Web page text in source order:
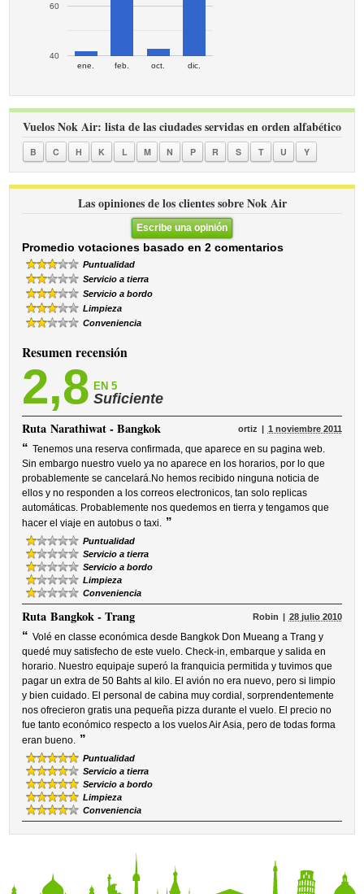
ene. feb. oct. dic.
40
60
Vuelos Nok Air: lista de las ciudades servidas en orden alfabético
B C H K L M N P R S T U Y
Las opiniones de los clientes sobre Nok Air
Escribe una opinión
Promedio votaciones basado en 2 comentarios
Puntualidad
Servicio a tierra
Servicio a bordo
Limpieza
Conveniencia
Resumen recensión
2,8 EN 5
Suficiente
RutaNarathiwat - Bangkok ortiz 1 noviembre 2011
“ Tenemos una reserva confirmada, que aparece en su pagina web.
Sin embargo nuestro vuelo ya no aparece en los horarios, por lo que
probablemente se cancelará.No hemos recibido ninguna noticia de
ellos y no responden a los correos electronicos, tan solo replicas
automáticas. Probablemente nos quedemos en tierra y tengamos que
hacer el viaje en autobus o taxi. ”
Puntualidad
Servicio a tierra
Servicio a bordo
Limpieza
Conveniencia
RutaBangkok - Trang Robin 28 julio 2010
“ Volé en classe económica desde Bangkok Don Mueang a Trang y
quedé muy satisfecho de este vuelo. Check-in, embarque y salida en
horario. Nuestro equipaje superó la franquicia permitida y tuvimos que
pagar un extra de 50 Bahts al kilo. El avión no era nuevo, pero si limpio
y bien cuidado. El personal de cabina muy cordial, sorprendentemente
nos ofrecieron gratis una pequeña pizza durante el vuelo. El precio no
fue tanto económico respecto a los vuelos Air Asia, pero de todas forma
eran bueno. ”
Puntualidad
Servicio a tierra
Servicio a bordo
Limpieza
Conveniencia